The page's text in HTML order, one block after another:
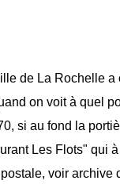
de La Rochelle
on voit à quel
si au fond la
Les Flots" qui
voir archive